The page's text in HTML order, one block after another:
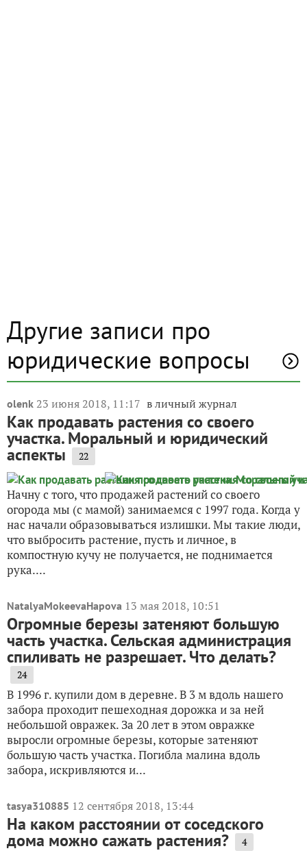
Другие записи про
юридические вопросы
olenk 23 июня 2018, 11:17 в личный журнал
Как продавать растения со своего
участка. Моральный и юридический
аспекты 22
Начну с того, что продажей растений со своего
огорода мы (с мамой) занимаемся с 1997 года. Когда у
нас начали образовываться излишки. Мы такие люди,
что выбросить растение, пусть и личное, в
компостную кучу не получается, не поднимается
рука....
NatalyaMokeevaHapova 13 мая 2018, 10:51
Огромные березы затеняют большую
часть участка. Сельская администрация
спиливать не разрешает. Что делать?
24
В 1996 г. купили дом в деревне. В 3 м вдоль нашего
забора проходит пешеходная дорожка и за ней
небольшой овражек. За 20 лет в этом овражке
выросли огромные березы, которые затеняют
большую часть участка. Погибла малина вдоль
забора, искривляются и...
tasya310885 12 сентября 2018, 13:44
На каком расстоянии от соседского
дома можно сажать растения? 4